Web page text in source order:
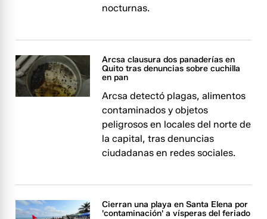
nocturnas.
Arcsa clausura dos panaderías en
Quito tras denuncias sobre cuchilla
en pan
Arcsa detectó plagas, alimentos
contaminados y objetos
peligrosos en locales del norte de
la capital, tras denuncias
ciudadanas en redes sociales.
Cierran una playa en Santa Elena por
'contaminación' a vísperas del feriado